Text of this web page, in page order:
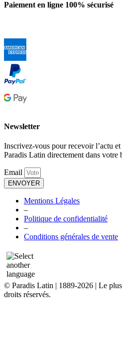
Paiement en ligne 100% sécurisé
Newsletter
Inscrivez-vous pour recevoir l’actu
Paradis Latin directement dans votre
Email
ENVOYER
Mentions Légales
–
Politique de confidentialité
–
Conditions générales de vente
© Paradis Latin | 1889-2026 | Le
droits réservés.